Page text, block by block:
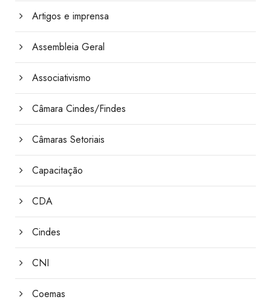
Artigos e imprensa
Assembleia Geral
Associativismo
Câmara Cindes/Findes
Câmaras Setoriais
Capacitação
CDA
Cindes
CNI
Coemas